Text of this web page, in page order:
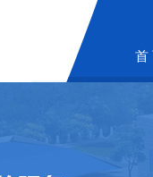
首